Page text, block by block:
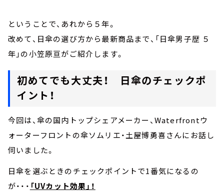
ということで、あれから５年。
改めて、日傘の選び方から最新商品まで、「日傘男子歴 ５
年」の小笠原亘がご紹介します。
初めてでも大丈夫！ 日傘のチェックポ
イント！
今回は、傘の国内トップシェアメーカー、Waterfrontウ
ォーターフロントの傘ソムリエ・土屋博勇喜さんにお話し
伺いました。
日傘を選ぶときのチェックポイントで1番気になるの
が・・・ 「UVカット効果」！